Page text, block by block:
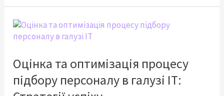
Оцінка та оптимізація процесу
підбору персоналу в галузі ІТ:
Оцінка
та
процесу
підбору
персоналу
в